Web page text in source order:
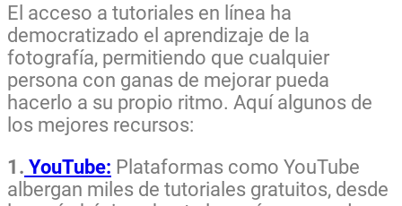
El acceso a tutoriales en línea ha
democratizado el aprendizaje de la
fotografía, permitiendo que cualquier
persona con ganas de mejorar pueda
hacerlo a su propio ritmo. Aquí algunos de
los mejores recursos:
1. YouTube: Plataformas como YouTube
albergan miles de tutoriales gratuitos, desde